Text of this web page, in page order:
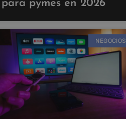
para pymes en 2026
NEGOCIOS